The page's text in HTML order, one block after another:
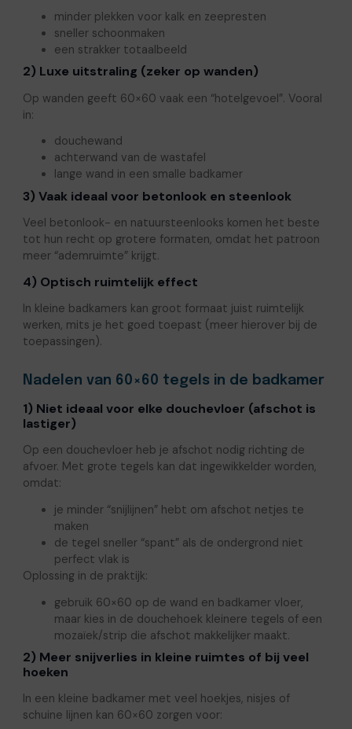
minder plekken voor kalk en zeepresten
sneller schoonmaken
een strakker totaalbeeld
2) Luxe uitstraling (zeker op wanden)
Op wanden geeft 60×60 vaak een “hotelgevoel”. Vooral
in:
douchewand
achterwand van de wastafel
lange wand in een smalle badkamer
3) Vaak ideaal voor betonlook en steenlook
Veel betonlook- en natuursteenlooks komen het beste
tot hun recht op grotere formaten, omdat het patroon
meer “ademruimte” krijgt.
4) Optisch ruimtelijk effect
In kleine badkamers kan groot formaat juist ruimtelijk
werken, mits je het goed toepast (meer hierover bij de
toepassingen).
Nadelen van 60×60 tegels in de badkamer
1) Niet ideaal voor elke douchevloer (afschot is
lastiger)
Op een douchevloer heb je afschot nodig richting de
afvoer. Met grote tegels kan dat ingewikkelder worden,
omdat:
je minder “snijlijnen” hebt om afschot netjes te
maken
de tegel sneller “spant” als de ondergrond niet
perfect vlak is
Oplossing in de praktijk:
gebruik 60×60 op de wand en badkamer vloer,
maar kies in de douchehoek kleinere tegels of een
mozaïek/strip die afschot makkelijker maakt.
2) Meer snijverlies in kleine ruimtes of bij veel
hoeken
In een kleine badkamer met veel hoekjes, nisjes of
schuine lijnen kan 60×60 zorgen voor: